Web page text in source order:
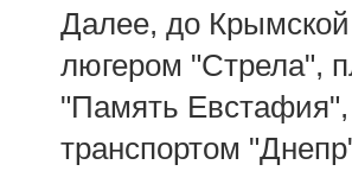
Далее, до
люгером "Стрела",
"Память
транспортом